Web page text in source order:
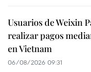
Usuarios de Weixin
realizar pagos
en Vietnam
06/08/2026 09:31